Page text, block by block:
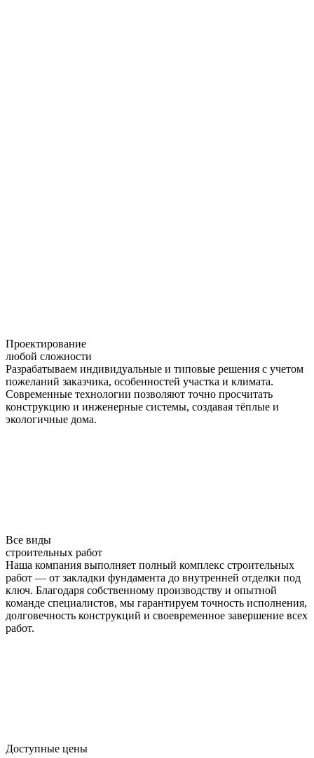
Проектирование
любой сложности
Разрабатываем индивидуальные и типовые решения с учетом
пожеланий заказчика, особенностей участка и климата.
Современные технологии позволяют точно просчитать
конструкцию и инженерные системы, создавая тёплые и
экологичные дома.
Все виды
строительных работ
Наша компания выполняет полный комплекс строительных
работ — от закладки фундамента до внутренней отделки под
ключ. Благодаря собственному производству и опытной
команде специалистов, мы гарантируем точность исполнения,
долговечность конструкций и своевременное завершение всех
работ.
Доступные цены